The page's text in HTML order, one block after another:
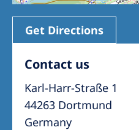
Get Directions
Contact us
Karl-Harr-Straße 1
44263 Dortmund
Germany